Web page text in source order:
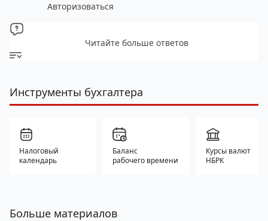
Авторизоваться
Читайте больше ответов
Инструменты бухгалтера
Налоговый
календарь
Баланс
рабочего времени
Курсы валют
НБРК
Больше материалов